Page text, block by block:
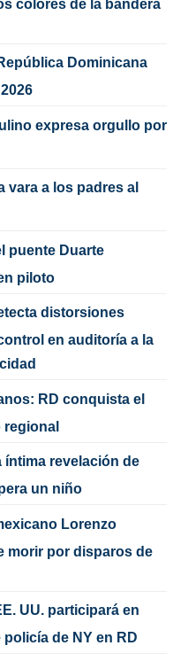
colores de la bandera
Dominicana
expresa orgullo por
vara a los padres al
puente Duarte
piloto
distorsiones
en auditoría a la
RD conquista el
íntima revelación de
un niño
Lorenzo
morir por disparos de
UU. participará en
de NY en RD